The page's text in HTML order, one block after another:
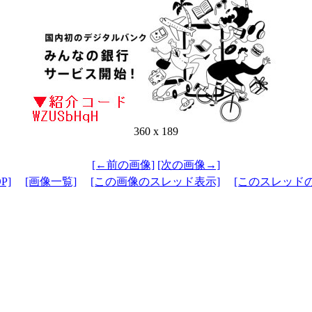
360 x 189
[←前の画像] [次の画像→]
[画像一覧] [この画像のスレッド表示] [このスレッド